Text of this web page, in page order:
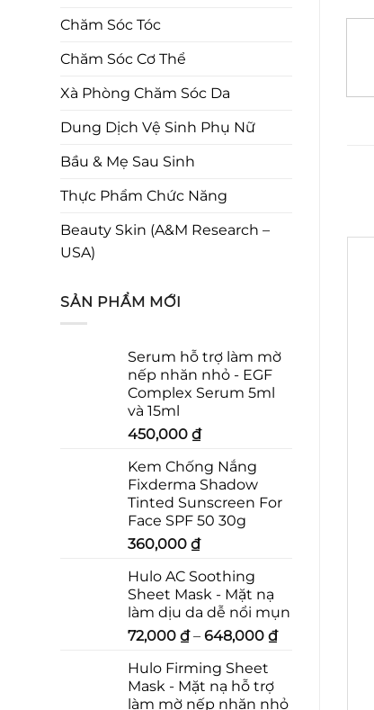
Chăm Sóc Tóc
Chăm Sóc Cơ Thể
Xà Phòng Chăm Sóc Da
Dung Dịch Vệ Sinh Phụ Nữ
Bầu & Mẹ Sau Sinh
Thực Phẩm Chức Năng
Beauty Skin (A&M Research –
USA)
SẢN PHẨM MỚI
Serum hỗ trợ làm mờ
nếp nhăn nhỏ - EGF
Complex Serum 5ml
và 15ml
450,000 ₫
Kem Chống Nắng
Fixderma Shadow
Tinted Sunscreen For
Face SPF 50 30g
360,000 ₫
Hulo AC Soothing
Sheet Mask - Mặt nạ
làm dịu da dễ nổi mụn
72,000 ₫– 648,000 ₫
Hulo Firming Sheet
Mask - Mặt nạ hỗ trợ
làm mờ nếp nhăn nhỏ